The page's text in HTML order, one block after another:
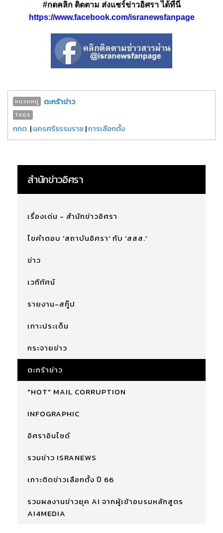
#กดคลิก ติดตาม ส่งแชร์ข่าวอิศรา ได้ที่นี่
https://www.facebook.com/isranewsfanpage
หมวดหมู่ ตะกร้าข่าว
TAGS
กกต.|นครศรีธรรมราช |การเลือกตั้ง
สำนักข่าวอิศรา
เรื่องเด่น - สำนักข่าวอิศรา
ไขคำตอบ 'สถาบันอิศรา' กับ 'สสส.'
ข่าว
เวทีทัศน์
รายงาน-สกู๊ป
เกาะประเด็น
กระจายข่าว
ตะกร้าข่าว
"HOT" MAIL CORRUPTION
INFOGRAPHIC
อิศราอินไซด์
รวมข่าว ISRANEWS
เกาะติดข่าวเลือกตั้ง ปี 66
รวมผลงานข่าวยุค AI จากผู้เข้าอบรมหลักสูตร
AI4MEDIA